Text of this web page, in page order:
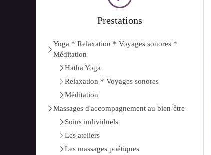
Prestations
Yoga * Relaxation * Voyages sonores *
Méditation
Hatha Yoga
Relaxation * Voyages sonores
Méditation
Massages d'accompagnement au bien-être
Soins individuels
Les ateliers
Les massages poétiques